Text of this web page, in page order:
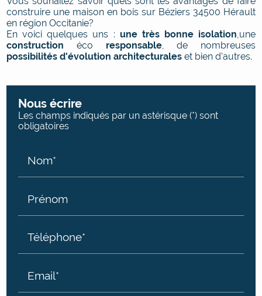
construire une maison en bois sur Béziers 34500 Hérault
en région Occitanie?
En voici quelques uns : une très bonne isolation,une
construction éco responsable, de nombreuses
possibilités d'évolution architecturales et bien d'autres.
Nous écrire
Les champs indiqués par un astérisque (*) sont
obligatoires
Nom*
Prénom
Téléphone*
Email*